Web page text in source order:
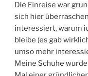
Die Einreise war
sich hier
interessiert, warum
bleibe (es gab
umso mehr
Meine Schuhe